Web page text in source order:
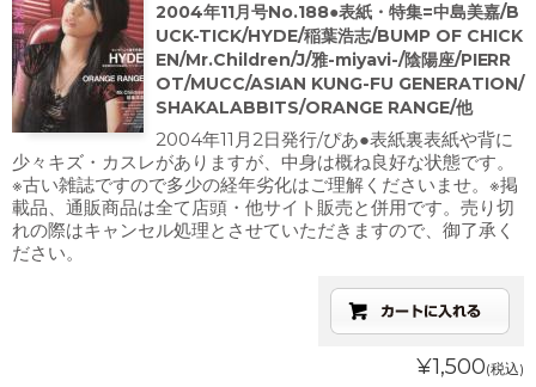
2004年11月号No.188●表紙・特集=中島美嘉/B
UCK-TICK/HYDE/稲葉浩志/BUMP OF CHICK
EN/Mr.Children/J/雅-miyavi-/陰陽座/PIERR
OT/MUCC/ASIAN KUNG-FU GENERATION/
SHAKALABBITS/ORANGE RANGE/他
2004年11月2日発行/ぴあ●表紙裏表紙や背に
少々キズ・カスレがありますが、中身は概ね良好な状態です。
※古い雑誌ですので多少の経年劣化はご理解くださいませ。※掲
載品、通販商品は全て店頭・他サイト販売と併用です。売り切
れの際はキャンセル処理とさせていただきますので、御了承く
ださい。
¥1,500(税込)